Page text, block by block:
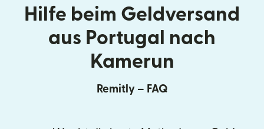
Hilfe beim Geldversand
aus Portugal nach
Kamerun
Remitly – FAQ